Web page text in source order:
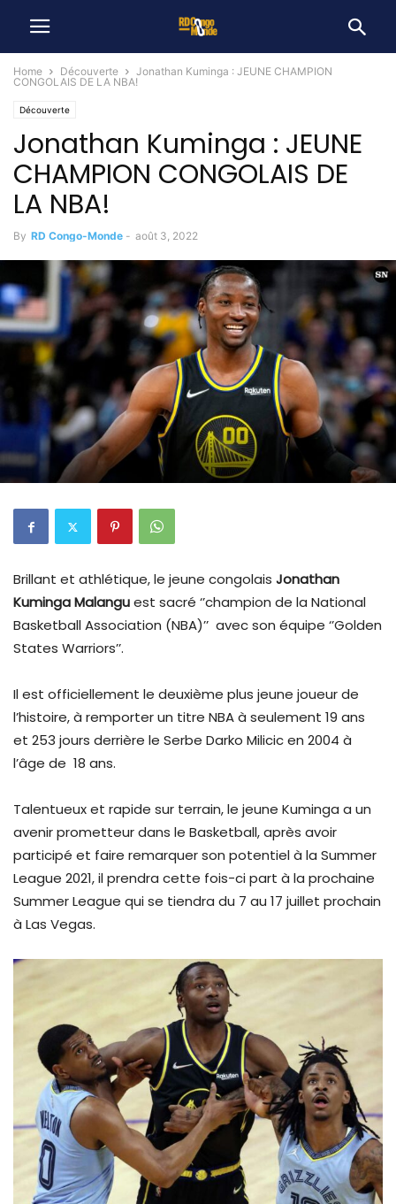
Home Découverte
Jonathan Kuminga : JEUNE CHAMPION
CONGOLAIS DE LA NBA!
Découverte
Jonathan Kuminga : JEUNE
CHAMPION CONGOLAIS DE
LA NBA!
By RD Congo-Monde - août 3, 2022
Brillant et athlétique, le jeune congolais Jonathan
Kuminga Malanguest sacré ‘’champion de la National
Basketball Association (NBA)’’ avec son équipe ‘’Golden
States Warriors’’.
Il est officiellement le deuxième plus jeune joueur de
l’histoire, à remporter un titre NBA à seulement 19 ans
et 253 jours derrière le Serbe Darko Milicic en 2004 à
l’âge de 18 ans.
Talentueux et rapide sur terrain, le jeune Kuminga a un
avenir prometteur dans le Basketball, après avoir
participé et faire remarquer son potentiel à la Summer
League 2021, il prendra cette fois-ci part à la prochaine
Summer League qui se tiendra du 7 au 17 juillet prochain
à Las Vegas.